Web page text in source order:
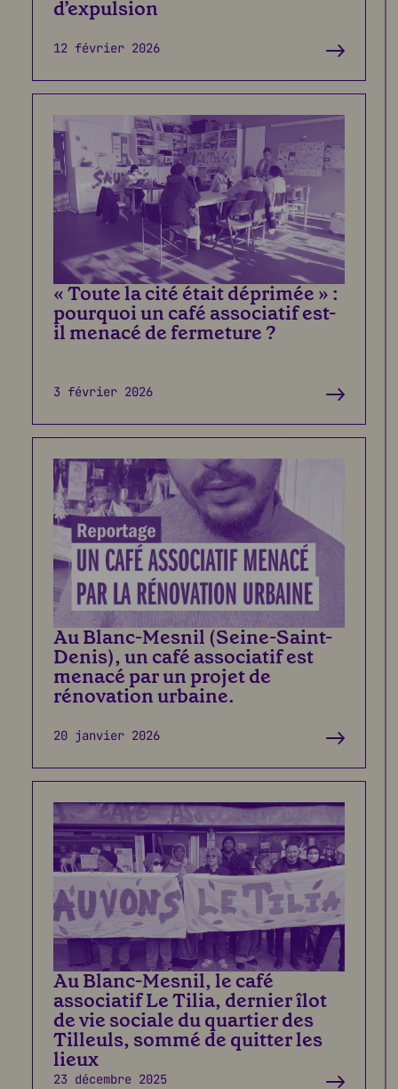
d’expulsion
12 février 2026
« Toute la cité était déprimée » :
pourquoi un café associatif est-
il menacé de fermeture ?
3 février 2026
Au Blanc-Mesnil (Seine-Saint-
Denis), un café associatif est
menacé par un projet de
rénovation urbaine.
20 janvier 2026
Au Blanc-Mesnil, le café
associatif Le Tilia, dernier îlot
de vie sociale du quartier des
Tilleuls, sommé de quitter les
lieux
23 décembre 2025